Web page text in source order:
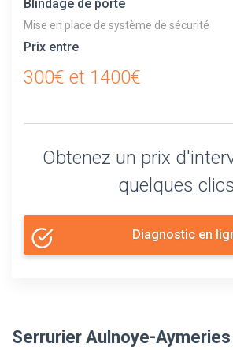
Blindage de porte
Mise en place de système de sécurité
Prix entre
300€ et 1400€
Obtenez un prix
quelques clics
Diagnostic en
Serrurier Aulnoye-Aymeries